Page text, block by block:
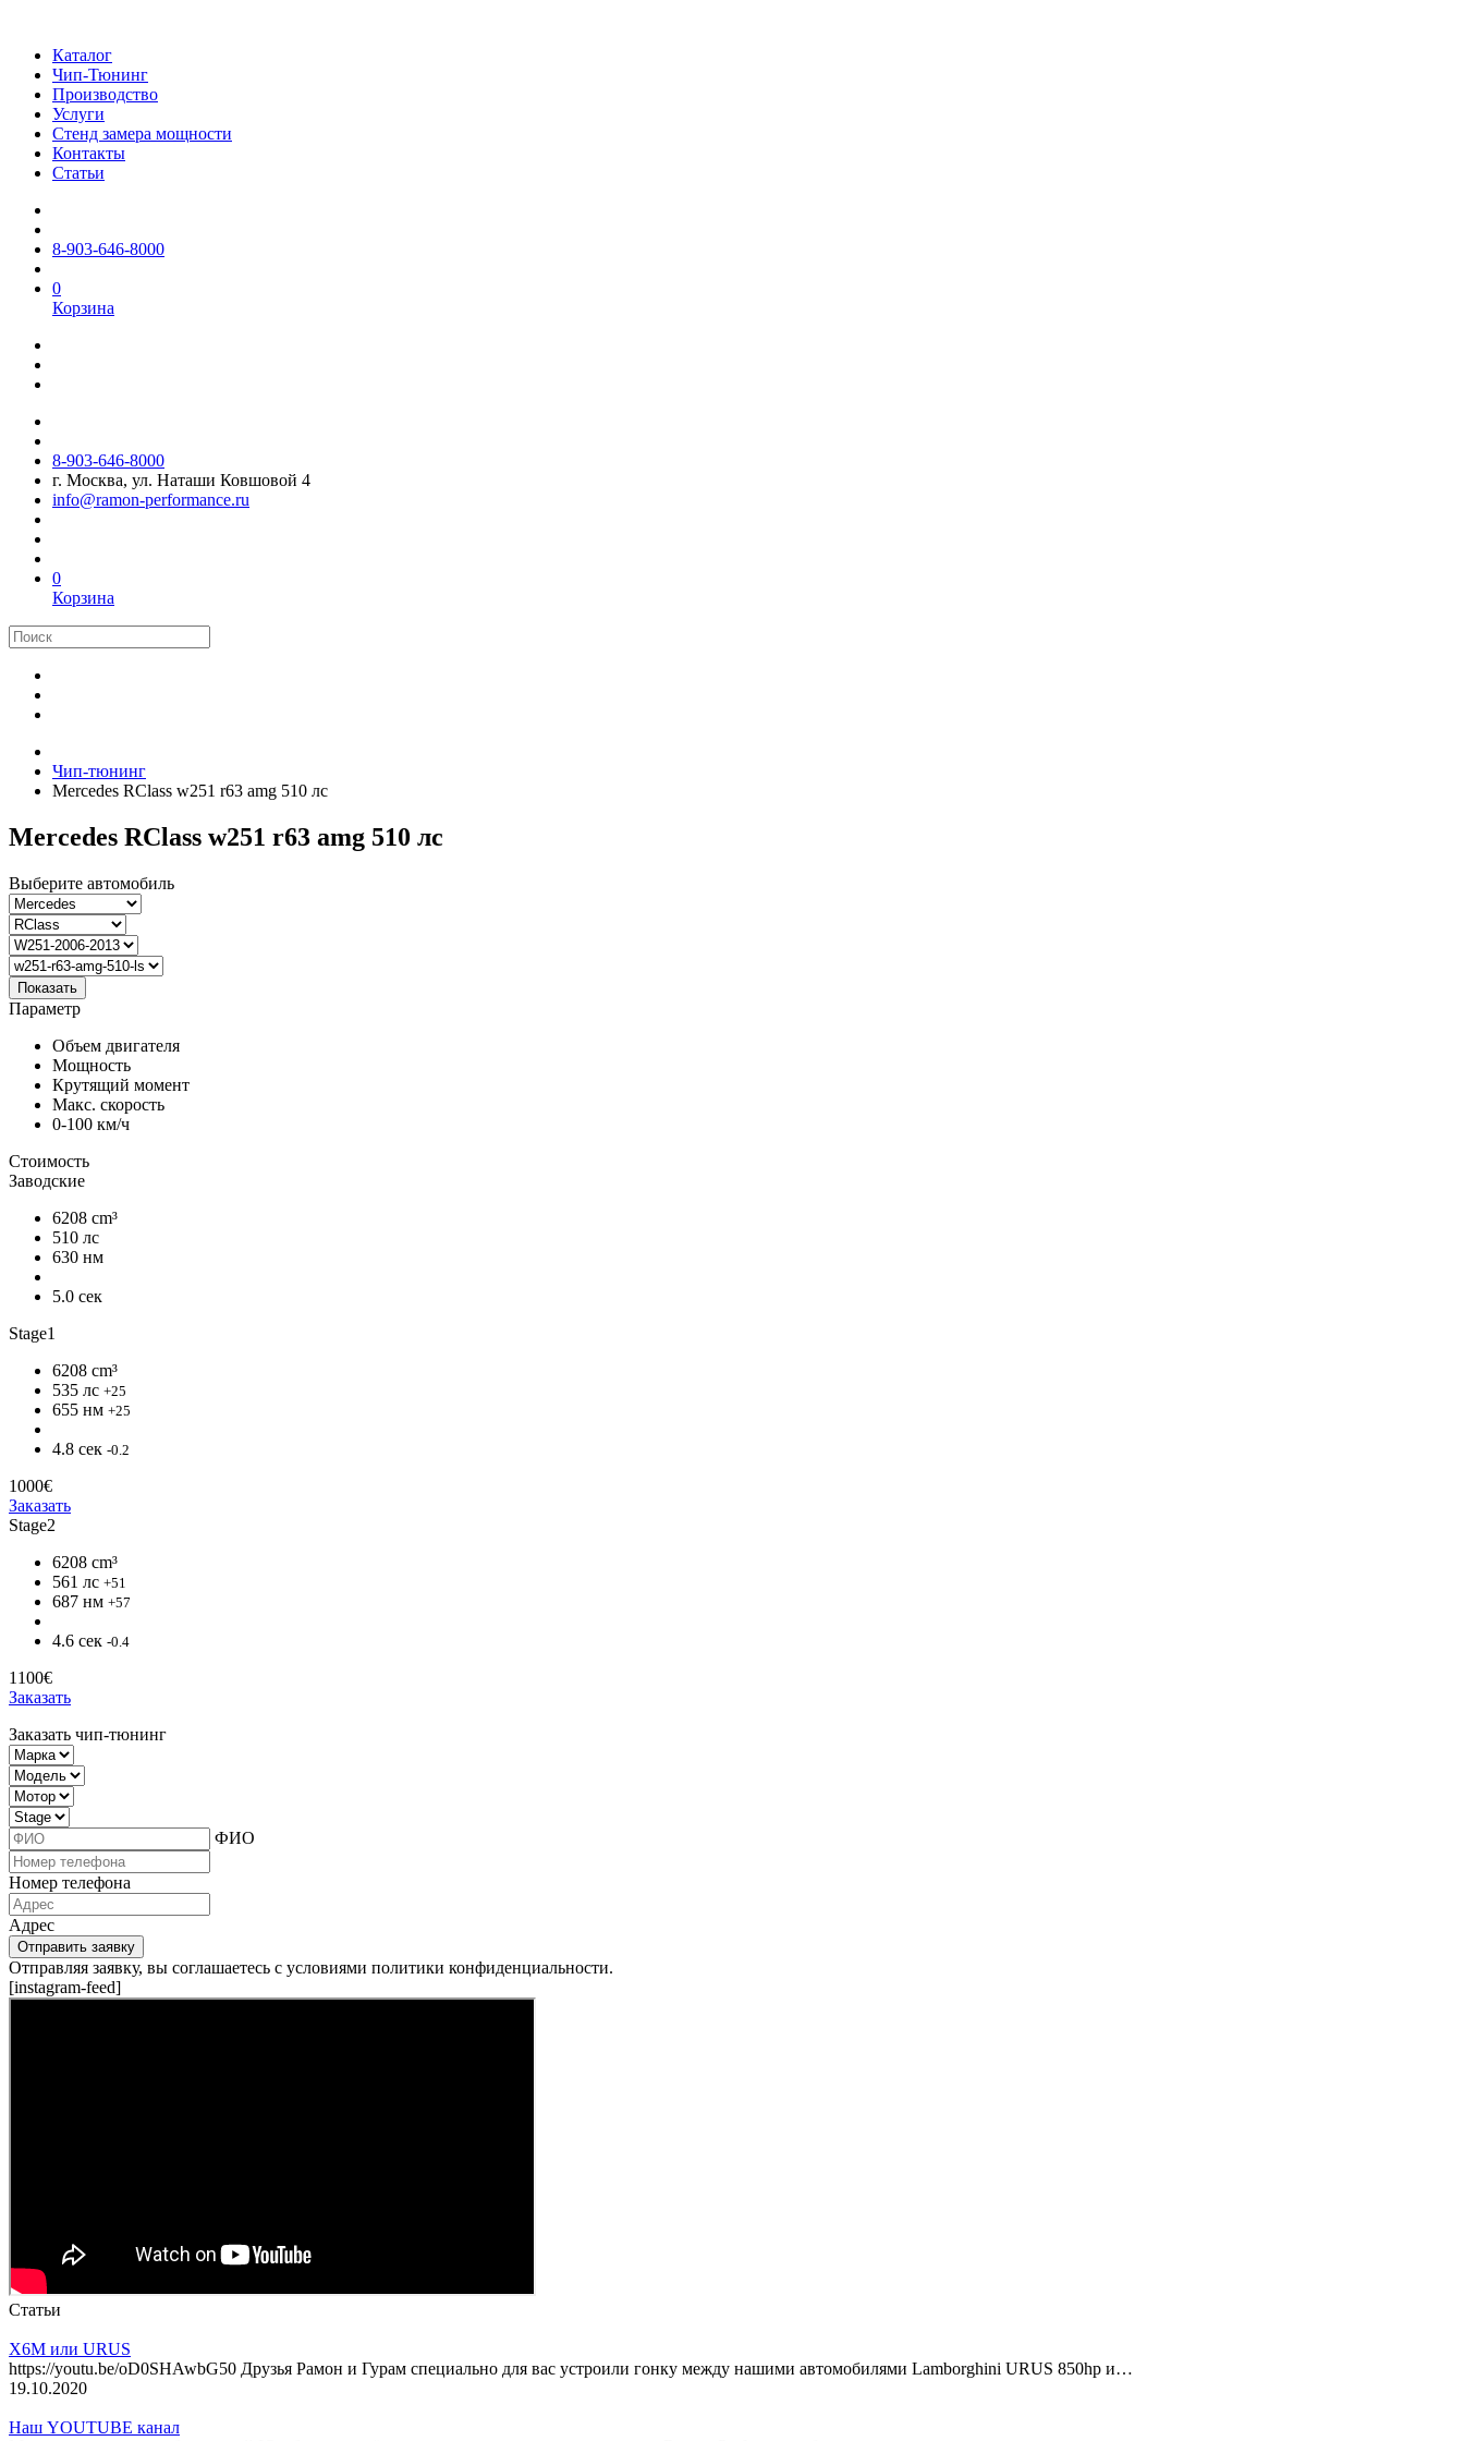
Каталог
Чип-Тюнинг
Производство
Услуги
Стенд замера мощности
Контакты
Статьи
8-903-646-8000
0
Корзина
8-903-646-8000
г. Москва, ул. Наташи Ковшовой 4
info@ramon-performance.ru
0
Корзина
Чип-тюнинг
Mercedes RClass w251 r63 amg 510 лс
Mercedes RClass w251 r63 amg 510 лс
Выберите автомобиль
Показать
Параметр
Объем двигателя
Мощность
Крутящий момент
Макс. скорость
0-100 км/ч
Стоимость
Заводские
6208 cm³
510 лс
630 нм
5.0 сек
Stage1
6208 cm³
535 лс +25
655 нм +25
4.8 сек -0.2
1000€
Заказать
Stage2
6208 cm³
561 лс +51
687 нм +57
4.6 сек -0.4
1100€
Заказать
Заказать чип-тюнинг
ФИО
Номер телефона
Адрес
Отправить заявку
Отправляя заявку, вы соглашаетесь с условиями политики конфиденциальности.
[instagram-feed]
Статьи
X6M или URUS
https://youtu.be/oD0SHAwbG50 Друзья Рамон и Гурам специально для вас устроили гонку между нашими автомобилями Lamborghini URUS 850hp и…
19.10.2020
Наш YOUTUBE канал